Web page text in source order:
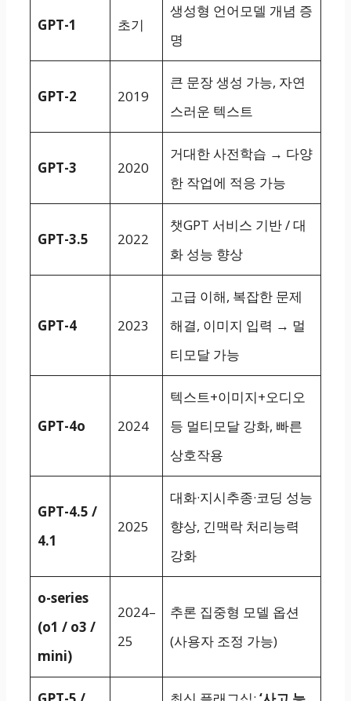
GPT-1 초기
생성형 언어모델 개념 증
명
GPT-2 2019
큰 문장 생성 가능, 자연
스러운 텍스트
GPT-3 2020
거대한 사전학습 → 다양
한 작업에 적응 가능
GPT-3.5 2022
챗GPT 서비스 기반 / 대
화 성능 향상
GPT-4 2023
고급 이해, 복잡한 문제
해결, 이미지 입력 → 멀
티모달 가능
GPT-4o 2024
텍스트+이미지+오디오
등 멀티모달 강화, 빠른
상호작용
GPT-4.5 /
4.1
2025
대화·지시추종·코딩 성능
향상, 긴맥락 처리능력
강화
o-series
(o1 / o3 /
mini)
2024–
25
추론 집중형 모델 옵션
(사용자 조정 가능)